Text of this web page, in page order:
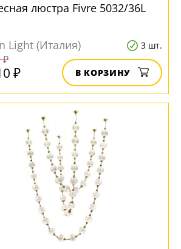
люстра Fivre 5032/36L
Light (Италия) 3 шт.
₽
₽ В КОРЗИНУ